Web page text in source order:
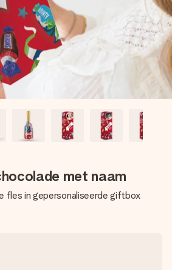
die raakt. Zonder gedoe, maar
het moment.
met naam
fles in gepersonaliseerde giftbox